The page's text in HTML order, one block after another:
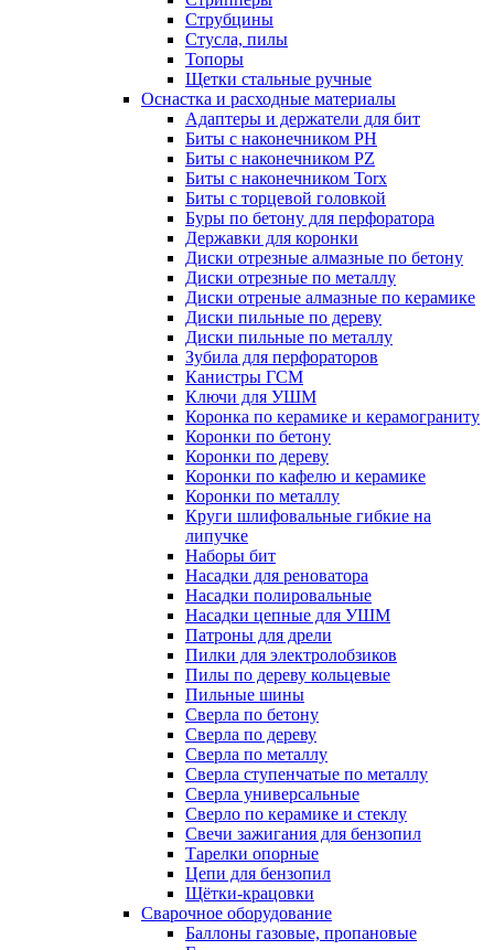
Струбцины
Стусла, пилы
Топоры
Щетки стальные ручные
Оснастка и расходные материалы
Адаптеры и держатели для бит
Биты с наконечником PH
Биты с наконечником PZ
Биты с наконечником Torx
Биты с торцевой головкой
Буры по бетону для перфоратора
Державки для коронки
Диски отрезные алмазные по бетону
Диски отрезные по металлу
Диски отреные алмазные по керамике
Диски пильные по дереву
Диски пильные по металлу
Зубила для перфораторов
Канистры ГСМ
Ключи для УШМ
Коронка по керамике и керамограниту
Коронки по бетону
Коронки по дереву
Коронки по кафелю и керамике
Коронки по металлу
Круги шлифовальные гибкие на
липучке
Наборы бит
Насадки для реноватора
Насадки полировальные
Насадки цепные для УШМ
Патроны для дрели
Пилки для электролобзиков
Пилы по дереву кольцевые
Пильные шины
Сверла по бетону
Сверла по дереву
Сверла по металлу
Сверла ступенчатые по металлу
Сверла универсальные
Сверло по керамике и стеклу
Свечи зажигания для бензопил
Тарелки опорные
Цепи для бензопил
Щётки-крацовки
Сварочное оборудование
Баллоны газовые, пропановые